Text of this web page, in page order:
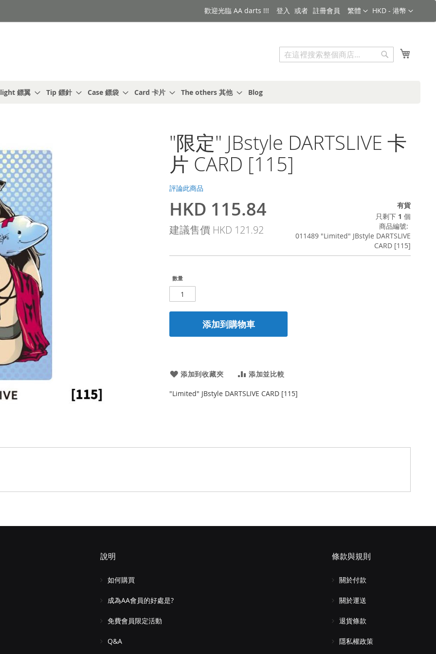
金額
HKD - 港幣
語言
繁體
歡迎光臨 AA darts !!! 登入 註冊會員
搜索
鏢翼 Tip 鏢針 Case 鏢袋 Card 卡片 The others 其他 Blog
"限定" JBstyle DARTSLIVE 卡
片 CARD [115]
評論此商品
特
殊
價
HKD 115.84
建議售價 HKD 121.92
有貨
只剩下 1 個
商品編號
011489 "Limited" JBstyle DARTSLIVE
CARD [115]
數量
添加到購物車
添加到收藏夾 添加並比較
"Limited" JBstyle DARTSLIVE CARD [115]
說明
如何購買
成為AA會員的好處是?
免費會員限定活動
Q&A
條款與規則
關於付款
關於運送
退貨條款
隱私權政策